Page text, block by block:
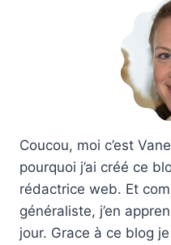
Coucou, moi c’est
pourquoi j’ai créé ce
rédactrice web. Et
généraliste, j’en
jour. Grace à ce blog